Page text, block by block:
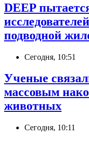
DEEP
подводной
Сегодня, 10:51
Ученые
массовым
животных
Сегодня, 10:11